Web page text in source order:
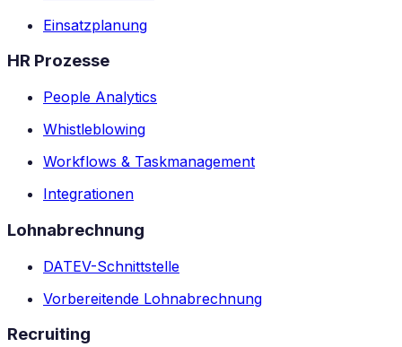
Einsatzplanung
HR Prozesse
People Analytics
Whistleblowing
Workflows & Taskmanagement
Integrationen
Lohnabrechnung
DATEV-Schnittstelle
Vorbereitende Lohnabrechnung
Recruiting